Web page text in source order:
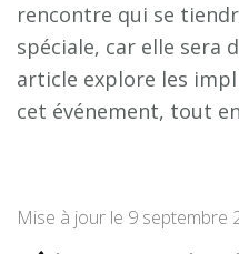
rencontre qui se
spéciale, car elle sera
article explore les
cet événement, tout
Mise à jour le 9 septembre